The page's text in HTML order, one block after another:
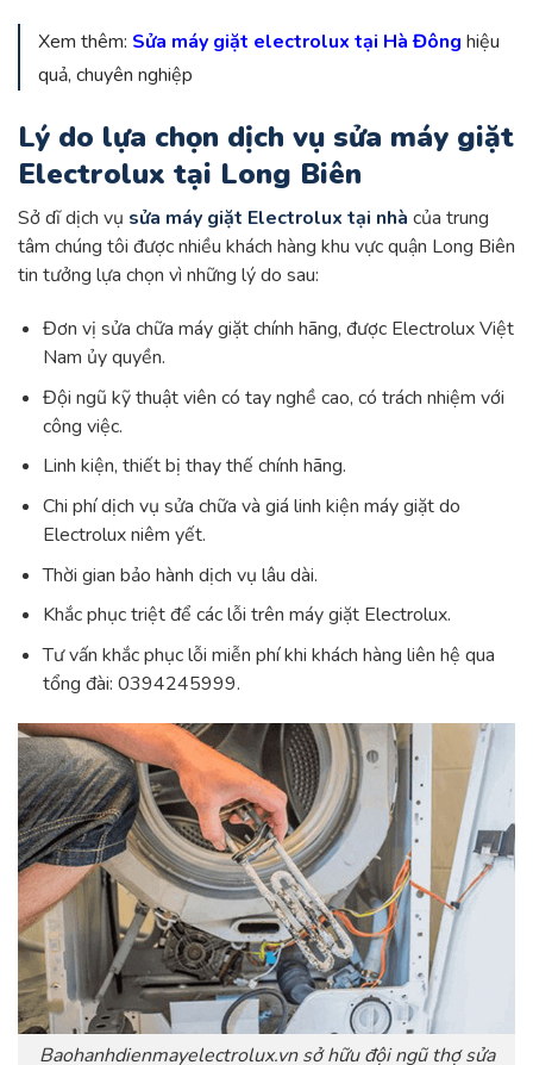
Xem thêm: Sửa máy giặt electrolux tại Hà Đông hiệu
quả, chuyên nghiệp
Lý do lựa chọn dịch vụ sửa máy giặt
Electrolux tại Long Biên
Sở dĩ dịch vụ sửa máy giặt Electrolux tại nhà của trung
tâm chúng tôi được nhiều khách hàng khu vực quận Long Biên
tin tưởng lựa chọn vì những lý do sau:
Đơn vị sửa chữa máy giặt chính hãng, được Electrolux Việt
Nam ủy quyền.
Đội ngũ kỹ thuật viên có tay nghề cao, có trách nhiệm với
công việc.
Linh kiện, thiết bị thay thế chính hãng.
Chi phí dịch vụ sửa chữa và giá linh kiện máy giặt do
Electrolux niêm yết.
Thời gian bảo hành dịch vụ lâu dài.
Khắc phục triệt để các lỗi trên máy giặt Electrolux.
Tư vấn khắc phục lỗi miễn phí khi khách hàng liên hệ qua
tổng đài: 0394245999.
Baohanhdienmayelectrolux.vn sở hữu đội ngũ thợ sửa